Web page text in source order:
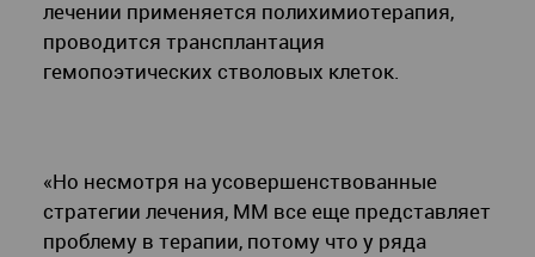
лечении применяется полихимиотерапия,
проводится трансплантация
гемопоэтических стволовых клеток.
«Но несмотря на усовершенствованные
стратегии лечения, ММ все еще представляет
проблему в терапии, потому что у ряда